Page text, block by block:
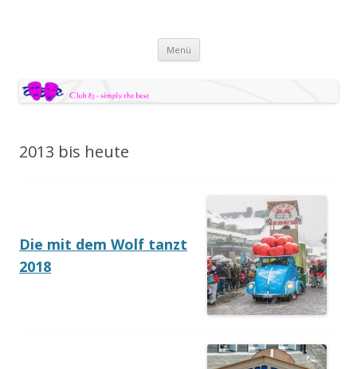
Menü Zum Inhalt springen
2013 bis heute
Die mit dem Wolf tanzt
2018